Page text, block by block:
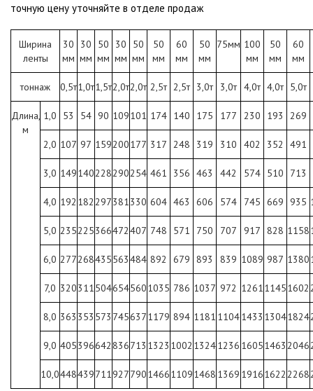
точную цену уточняйте в отделе продаж
Ширина
ленты
30
мм
30
мм
50
мм
30
мм
50
мм
50
мм
60
мм
50
мм
75мм 100
мм
50
мм
60
мм
тоннаж 0,5т1,0т1,5т2,0т2,0т 2,5т 2,5т 3,0т 3,0т 4,0т 4,0т 5,0т
Длина,
м
1,0 53 54 90 109101 174 140 175 177 230 193 269
2,0 107 97 159200177 317 248 319 310 402 352 491
3,0 149140228290254 461 356 463 442 574 510 713
4,0 192 182 297381 330 604 463 606 574 745 669 935
5,0 235225366472407 748 571 750 707 917 828 1158
6,0 277268435563484 892 679 893 839 1089 987 1380
7,0 320311 5046545601035 786 1037 972 1261 11451602
8,0 363 353 573 7456371179 894 1181 11041433 13041824
9,0 405396642836713 1323 1002 13241236 16051463 2046
10,0448439711 927790146611091468 1369 19161622 2268